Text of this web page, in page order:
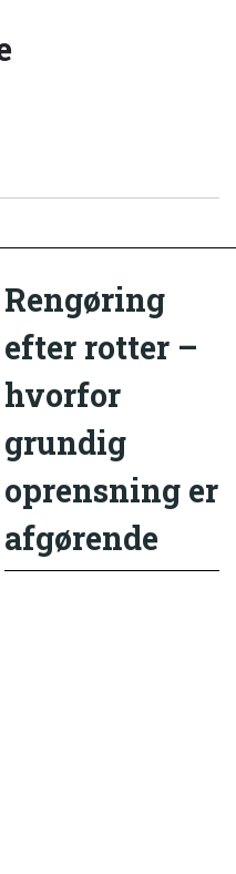
Rengøring
efter rotter –
hvorfor
grundig
oprensning er
afgørende